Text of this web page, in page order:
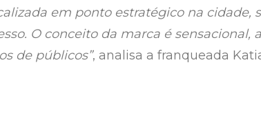
em ponto estratégico na cidade,
O conceito da marca é sensacional,
de públicos”, analisa a franqueada